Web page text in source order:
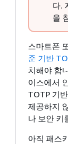
다.
을
스마트폰
준 기반
치해야 합
이스에서
TOTP 기
제공하지
나 보안 키
아직 패스